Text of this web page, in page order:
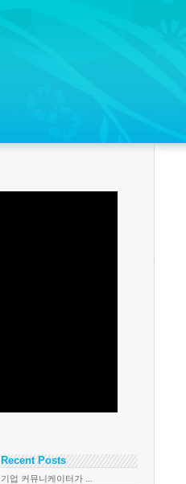
Recent Posts
기업 커뮤니케이터가 ...